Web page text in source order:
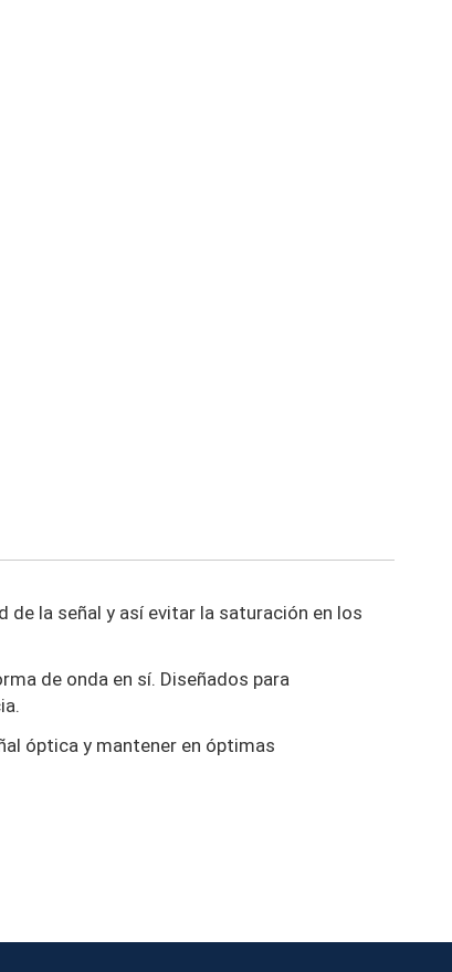
la señal y así evitar la saturación en los
de onda en sí. Diseñados para
óptica y mantener en óptimas